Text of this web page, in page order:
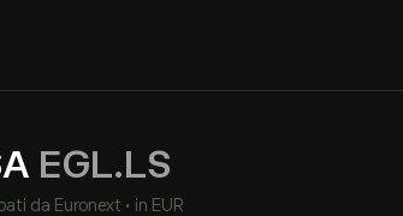
EGL.LS
da Euronext • in EUR